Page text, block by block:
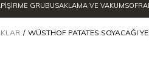
PİŞİRME GRUBUSAKLAMA VE VAKUMSOFRA
WÜSTHOF PATATES SOYACAĞI